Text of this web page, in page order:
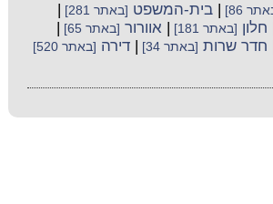
86]
|בית-המשפט [באתר 281]
חלון [באתר 181] |אוורור [באתר 65]
חדר שרות [באתר 34] |דירה [באתר 520]